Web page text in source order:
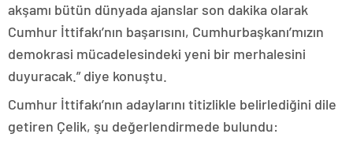
akşamı bütün dünyada ajanslar son dakika olarak
Cumhur İttifakı’nın başarısını, Cumhurbaşkanı’mızın
demokrasi mücadelesindeki yeni bir merhalesini
duyuracak.” diye konuştu.
Cumhur İttifakı’nın adaylarını titizlikle belirlediğini dile
getiren Çelik, şu değerlendirmede bulundu: